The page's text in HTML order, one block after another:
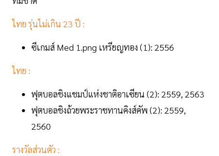
ไทย รุ่นไม่เกิน 23 ปี :
ซีเกมส์ Med 1.png เหรียญทอง (1): 2556
ไทย :
ฟุตบอลชิงแชมป์แห่งชาติอาเซียน (2): 2559, 2563
ฟุตบอลชิงถ้วยพระราชทานคิงส์คัพ (2): 2559,
2560
รางวัลส่วนตัว :